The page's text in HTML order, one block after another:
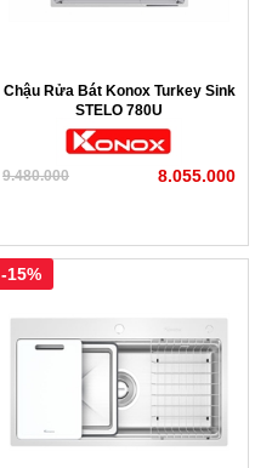
Chậu Rửa Bát Konox Turkey Sink
STELO 780U
9.480.000 8.055.000
-15%